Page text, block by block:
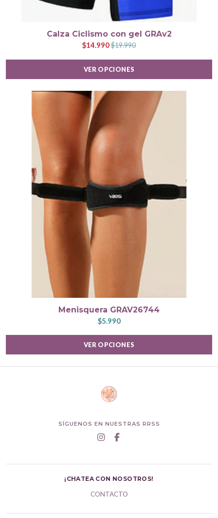
Calza Ciclismo con gel GRAv2
$14.990$19.990
VER OPCIONES
Menisquera GRAV26744
$5.990
VER OPCIONES
SÍGUENOS EN NUESTRAS RRSS
¡CHATEA CON NOSOTROS!
CONTACTO